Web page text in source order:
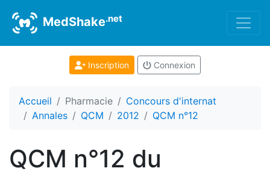
MedShake.net
Inscription Connexion
Accueil Pharmacie
Concours d'internat
Annales
QCM 2012 QCM n°12
QCM n°12 du